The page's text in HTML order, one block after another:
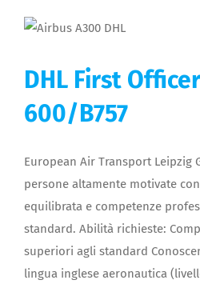
DHL First
600/B757
European Air Transport Leipzig
persone altamente motivate
equilibrata e competenze
standard. Abilità richieste:
superiori agli standard
lingua inglese aeronautica